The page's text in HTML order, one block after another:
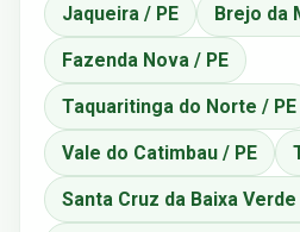
Jaqueira / PE Brejo da
Fazenda Nova / PE
Taquaritinga do Norte / PE
Vale do Catimbau / PE
Santa Cruz da Baixa Verde